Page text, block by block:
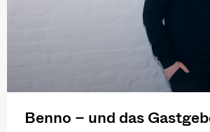
Benno – und das